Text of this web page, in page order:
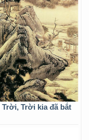
Trời kia đã bắt